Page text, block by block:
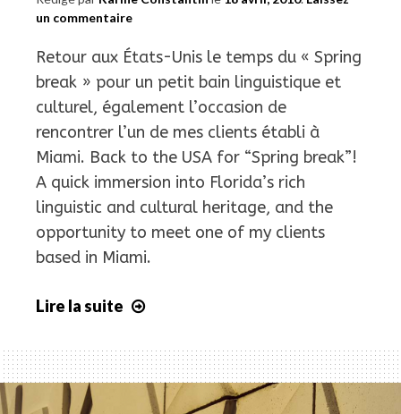
un commentaire
Retour aux États-Unis le temps du « Spring
break » pour un petit bain linguistique et
culturel, également l’occasion de
rencontrer l’un de mes clients établi à
Miami. Back to the USA for “Spring break”!
A quick immersion into Florida’s rich
linguistic and cultural heritage, and the
opportunity to meet one of my clients
based in Miami.
Lire la suite
Atlantique
/
Overseas